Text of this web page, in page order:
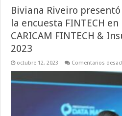
Biviana Riveiro
la encuesta FINTECH
CARICAM FINTECH &
2023
octubre 12, 2023 Comentarios